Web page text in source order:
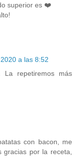
superior es ❤️
a las 8:52
La repetiremos más
con bacon, me
por la receta,